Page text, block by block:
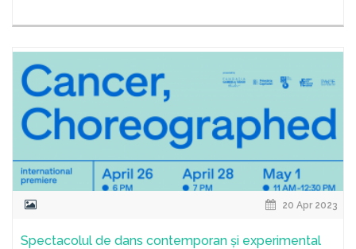
20 Apr 2023
Spectacolul de dans contemporan și experimental